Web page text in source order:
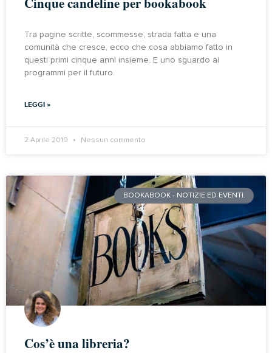
Tra pagine scritte, scommesse, strada fatta e una
comunità che cresce, ecco che cosa abbiamo fatto in
questi primi cinque anni insieme. E uno sguardo ai
programmi per il futuro.
LEGGI »
2 Aprile 2019 Nessun commento
BOOKABOOK - NOTIZIE ED EVENTI.
Cos’è una libreria?